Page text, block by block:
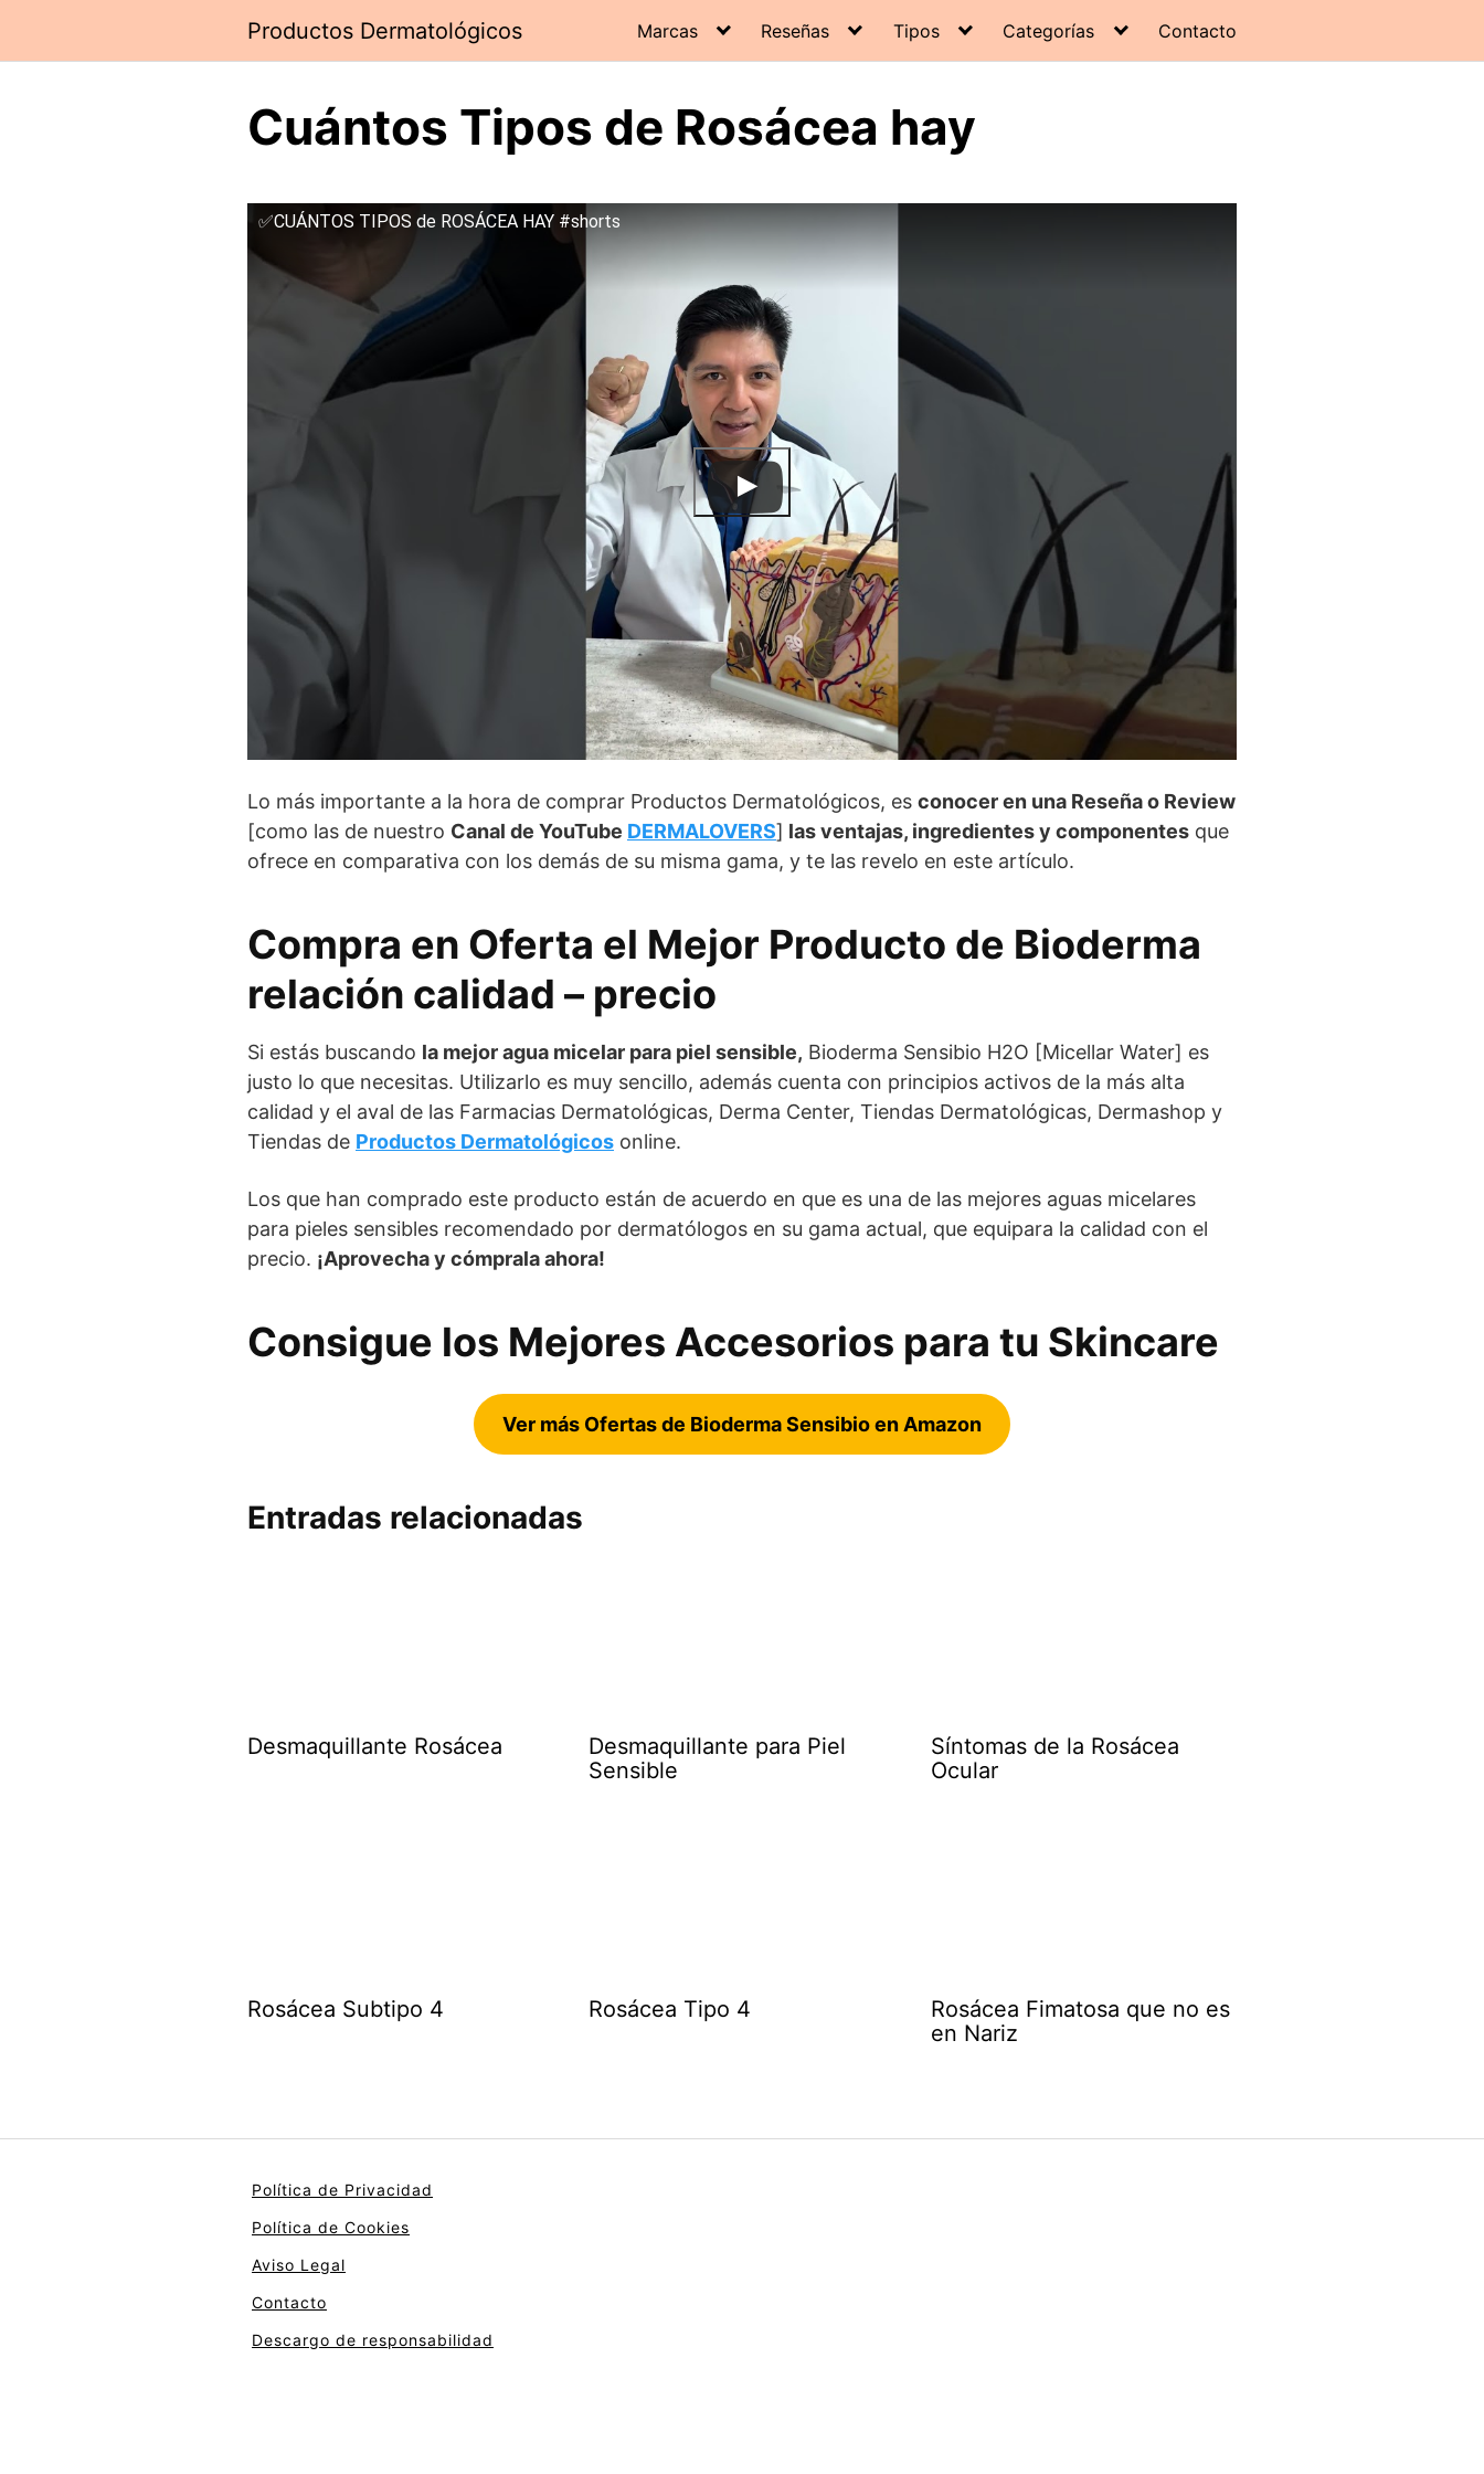
contenido
Productos Dermatológicos Marcas Reseñas Tipos Categorías Contacto
Cuántos Tipos de Rosácea hay
✅CUÁNTOS TIPOS de ROSÁCEA HAY #shorts
Lo más importante a la hora de comprar Productos Dermatológicos, es conocer en una Reseña o Review
[como las de nuestro Canal de YouTube DERMALOVERS] las ventajas, ingredientes y componentes que
ofrece en comparativa con los demás de su misma gama, y te las revelo en este artículo.
Compra en Oferta el Mejor Producto de Bioderma
relación calidad – precio
Si estás buscando la mejor agua micelar para piel sensible, Bioderma Sensibio H2O [Micellar Water] es
justo lo que necesitas. Utilizarlo es muy sencillo, además cuenta con principios activos de la más alta
calidad y el aval de las Farmacias Dermatológicas, Derma Center, Tiendas Dermatológicas, Dermashop y
Tiendas de Productos Dermatológicos online.
Los que han comprado este producto están de acuerdo en que es una de las mejores aguas micelares
para pieles sensibles recomendado por dermatólogos en su gama actual, que equipara la calidad con el
precio. ¡Aprovecha y cómprala ahora!
Consigue los Mejores Accesorios para tu Skincare
Ver más Ofertas de Bioderma Sensibio en Amazon
Entradas relacionadas
Desmaquillante Rosácea
Desmaquillante para Piel
Sensible
Síntomas de la Rosácea
Ocular
Rosácea Subtipo 4 Rosácea Tipo 4
Rosácea Fimatosa que no es
en Nariz
Política de Privacidad
Política de Cookies
Aviso Legal
Contacto
Descargo de responsabilidad